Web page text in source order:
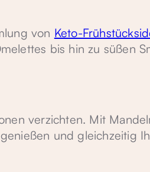
von Keto-
bis hin zu süßen
verzichten. Mit
und gleichzeitig